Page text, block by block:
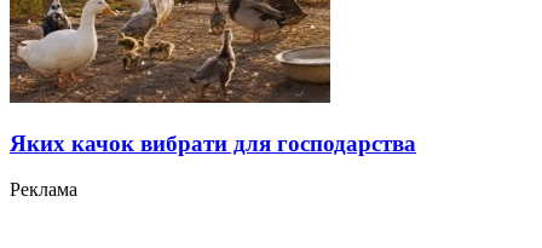
Яких качок вибрати для господарства
Реклама